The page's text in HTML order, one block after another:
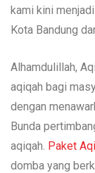
kami kini
Kota Bandung
Alhamdulillah,
aqiqah bagi
dengan
Bunda
aqiqah. Paket
domba yang